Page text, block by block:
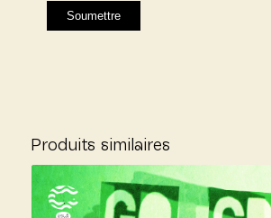
Produits similaires